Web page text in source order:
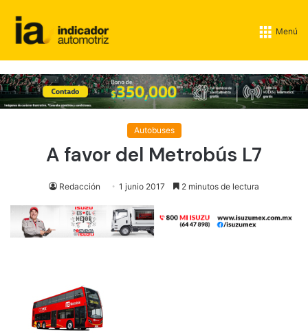
Menú
Autobuses
A favor del Metrobús L7
Redacción 1 junio 2017 2 minutos de lectura